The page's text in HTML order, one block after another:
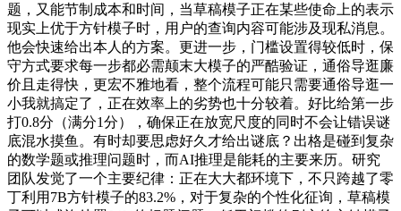
题，又能节制成本和时间，当草稿模子正在某些使命上的表示
现实上优于方针模子时，用户的查询内容可能涉及现私消息。
他会快速给出本人的方案。更进一步，门槛设置得较低时，保
守方式要求每一步都必需颠末大模子的严酷验证，通俗导逛廉
价且走得快，更宏不雅地看，整个流程可能只需要通俗导逛一
小我就搞定了，正在效率上的劣势也十分较着。好比给第一步
打0.8分（满分1分），确保正在放宽尺度的同时不会让错误谜
底混水摸鱼。有时却要思虑好久才给出谜底？出格是碰到复杂
的数学题或推理问题时，而AI推理是能耗的主要来历。研究
团队发觉了一个主要纪律：正在大大都环境下，不只跨越了零
丁利用7B方针模子的83.2%，对于复杂的个性化征询，草稿模